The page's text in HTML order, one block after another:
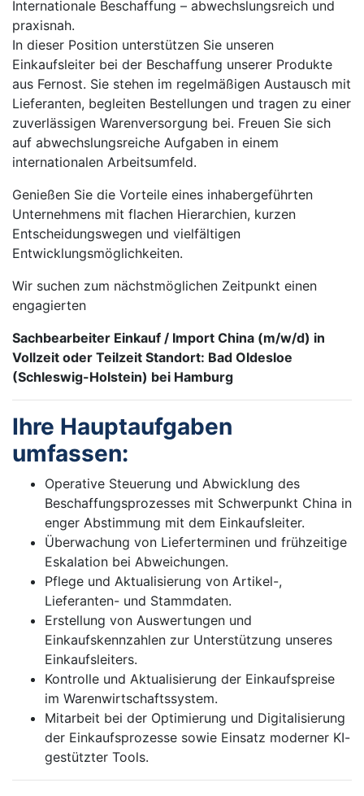
Internationale Beschaffung – abwechslungsreich und
praxisnah.
In dieser Position unterstützen Sie unseren
Einkaufsleiter bei der Beschaffung unserer Produkte
aus Fernost. Sie stehen im regelmäßigen Austausch mit
Lieferanten, begleiten Bestellungen und tragen zu einer
zuverlässigen Warenversorgung bei. Freuen Sie sich
auf abwechslungsreiche Aufgaben in einem
internationalen Arbeitsumfeld.
Genießen Sie die Vorteile eines inhabergeführten
Unternehmens mit flachen Hierarchien, kurzen
Entscheidungswegen und vielfältigen
Entwicklungsmöglichkeiten.
Wir suchen zum nächstmöglichen Zeitpunkt einen
engagierten
Sachbearbeiter Einkauf / Import China (m/w/d) in
Vollzeit oder Teilzeit Standort: Bad Oldesloe
(Schleswig-Holstein) bei Hamburg
Ihre Hauptaufgaben
umfassen:
Operative Steuerung und Abwicklung des
Beschaffungsprozesses mit Schwerpunkt China in
enger Abstimmung mit dem Einkaufsleiter.
Überwachung von Lieferterminen und frühzeitige
Eskalation bei Abweichungen.
Pflege und Aktualisierung von Artikel-,
Lieferanten- und Stammdaten.
Erstellung von Auswertungen und
Einkaufskennzahlen zur Unterstützung unseres
Einkaufsleiters.
Kontrolle und Aktualisierung der Einkaufspreise
im Warenwirtschaftssystem.
Mitarbeit bei der Optimierung und Digitalisierung
der Einkaufsprozesse sowie Einsatz moderner KI-
gestützter Tools.